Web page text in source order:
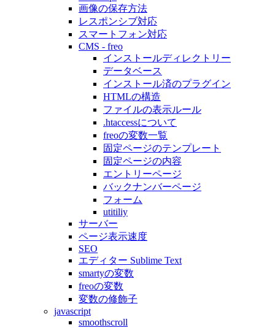
画像の保存方法
レスポンシブ対応
スマートフォン対応
CMS - freo
インストールディレクトリー
データベース
インストール済のプラグイン
HTMLの構造
ファイルの表示ルール
.htaccessについて
freoの変数一覧
固定ページのテンプレート
固定ページの内容
エントリーページ
バックナンバーページ
フォーム
utitiliy
サーバー
ページ表示速度
SEO
エディター Sublime Text
smartyの変数
freoの変数
変数の修飾子
javascript
smoothscroll